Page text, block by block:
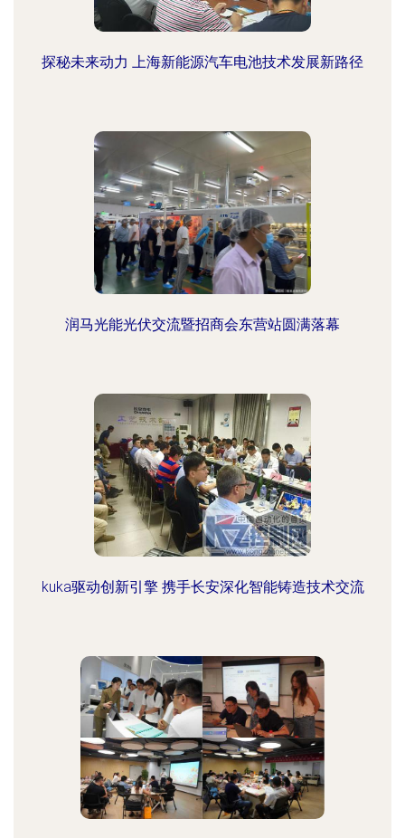
探秘未来动力 上海新能源汽车电池技术发展新路径
润马光能光伏交流暨招商会东营站圆满落幕
kuka驱动创新引擎 携手长安深化智能铸造技术交流